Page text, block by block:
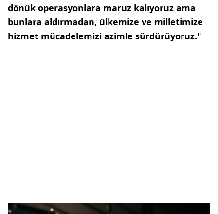
dönük operasyonlara maruz kalıyoruz ama
bunlara aldırmadan, ülkemize ve milletimize
hizmet mücadelemizi azimle sürdürüyoruz."